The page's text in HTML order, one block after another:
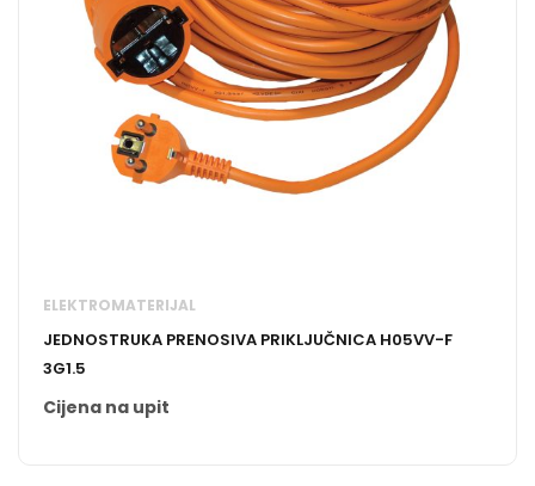
ELEKTROMATERIJAL
JEDNOSTRUKA PRENOSIVA PRIKLJUČNICA H05VV-F
3G1.5
Cijena na upit